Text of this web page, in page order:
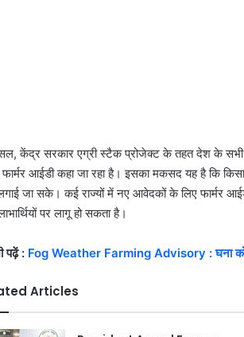
केंद्र सरकार एग्री स्टैक प्रोजेक्ट के तहत देश के सभी
फार्मर आईडी कहा जा रहा है। इसका मकसद यह है कि
जा सके। कई राज्यों में नए आवेदकों के लिए फार्मर
पर लागू हो सकता है।
पढ़ें : Fog Weather Farming Advisory : घना
Articles